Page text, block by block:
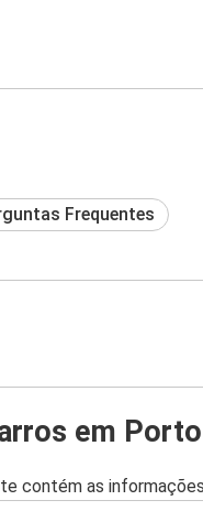
Frequentes
em Porto
contém as